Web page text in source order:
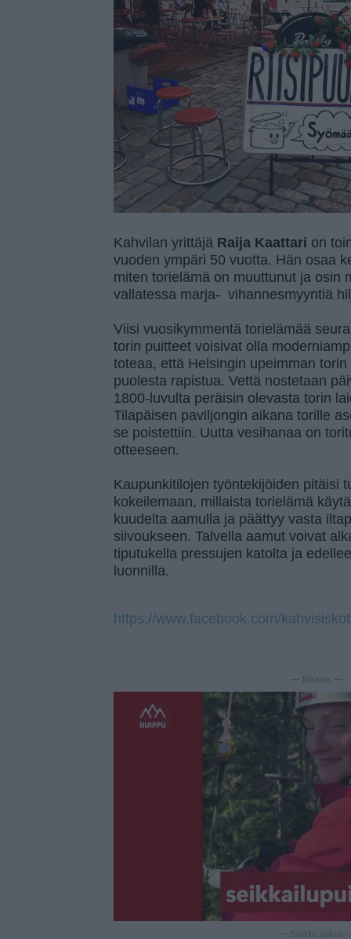
Kahvilan yrittäjä Raija Kaattari on
vuoden ympäri 50 vuotta. Hän osaa
miten torielämä on muuttunut ja osin
vallatessa marja- vihannesmyyntiä
Viisi vuosikymmentä torielämää
torin puitteet voisivat olla
toteaa, että Helsingin upeimman
puolesta rapistua. Vettä nostetaan
1800-luvulta peräisin olevasta torin
Tilapäisen paviljongin aikana torille
se poistettiin. Uutta vesihanaa on
otteeseen.
Kaupunkitilojen työntekijöiden pitäisi
kokeilemaan, millaista torielämä
kuudelta aamulla ja päättyy vasta
siivoukseen. Talvella aamut voivat
tiputukella pressujen katolta ja
luonnilla.
https://www.facebook.com/kahvisiskot
— Mainos —
— Sisältö jatkuu —